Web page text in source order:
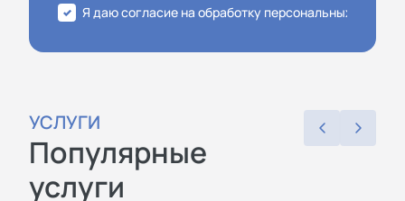
Я даю согласие на обработку персональных
УСЛУГИ
Популярные
услуги